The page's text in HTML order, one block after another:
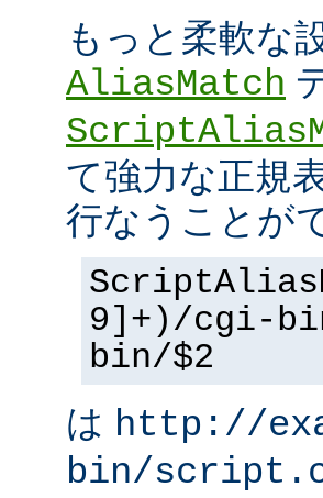
もっと柔軟な
AliasMatch
て強力な正規
行なうことが
9]+)/cgi-
bin/$2
は http://
bin/